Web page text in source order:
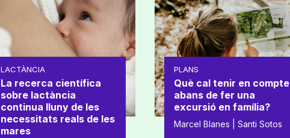
LACTÀNCIA
La recerca científica
sobre lactància
continua lluny de les
necessitats reals de les
mares
PLANS
Què cal tenir en compte
abans de fer una
excursió en família?
Marcel Blanes | Santi Sotos